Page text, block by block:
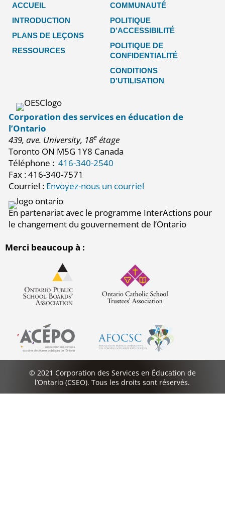
ACCUEIL
INTRODUCTION
PLANS DE LEÇONS
RESSOURCES
COMMUNAUTÉ
POLITIQUE
D’ACCESSIBILITÉ
POLITIQUE DE
CONFIDENTIALITÉ
CONDITIONS
D’UTILISATION
Corporation des services en éducation de
l’Ontario
439, ave. University, 18e étage
Toronto ON M5G 1Y8 Canada
Téléphone : 416-340-2540
Fax : 416-340-7571
Courriel : Envoyez-nous un courriel
En partenariat avec le programme InterActions pour
le changement du gouvernement de l’Ontario
Merci beaucoup à :
© 2021 Corporation des Services en Éducation de
l’Ontario (CSEO). Tous les droits sont réservés.